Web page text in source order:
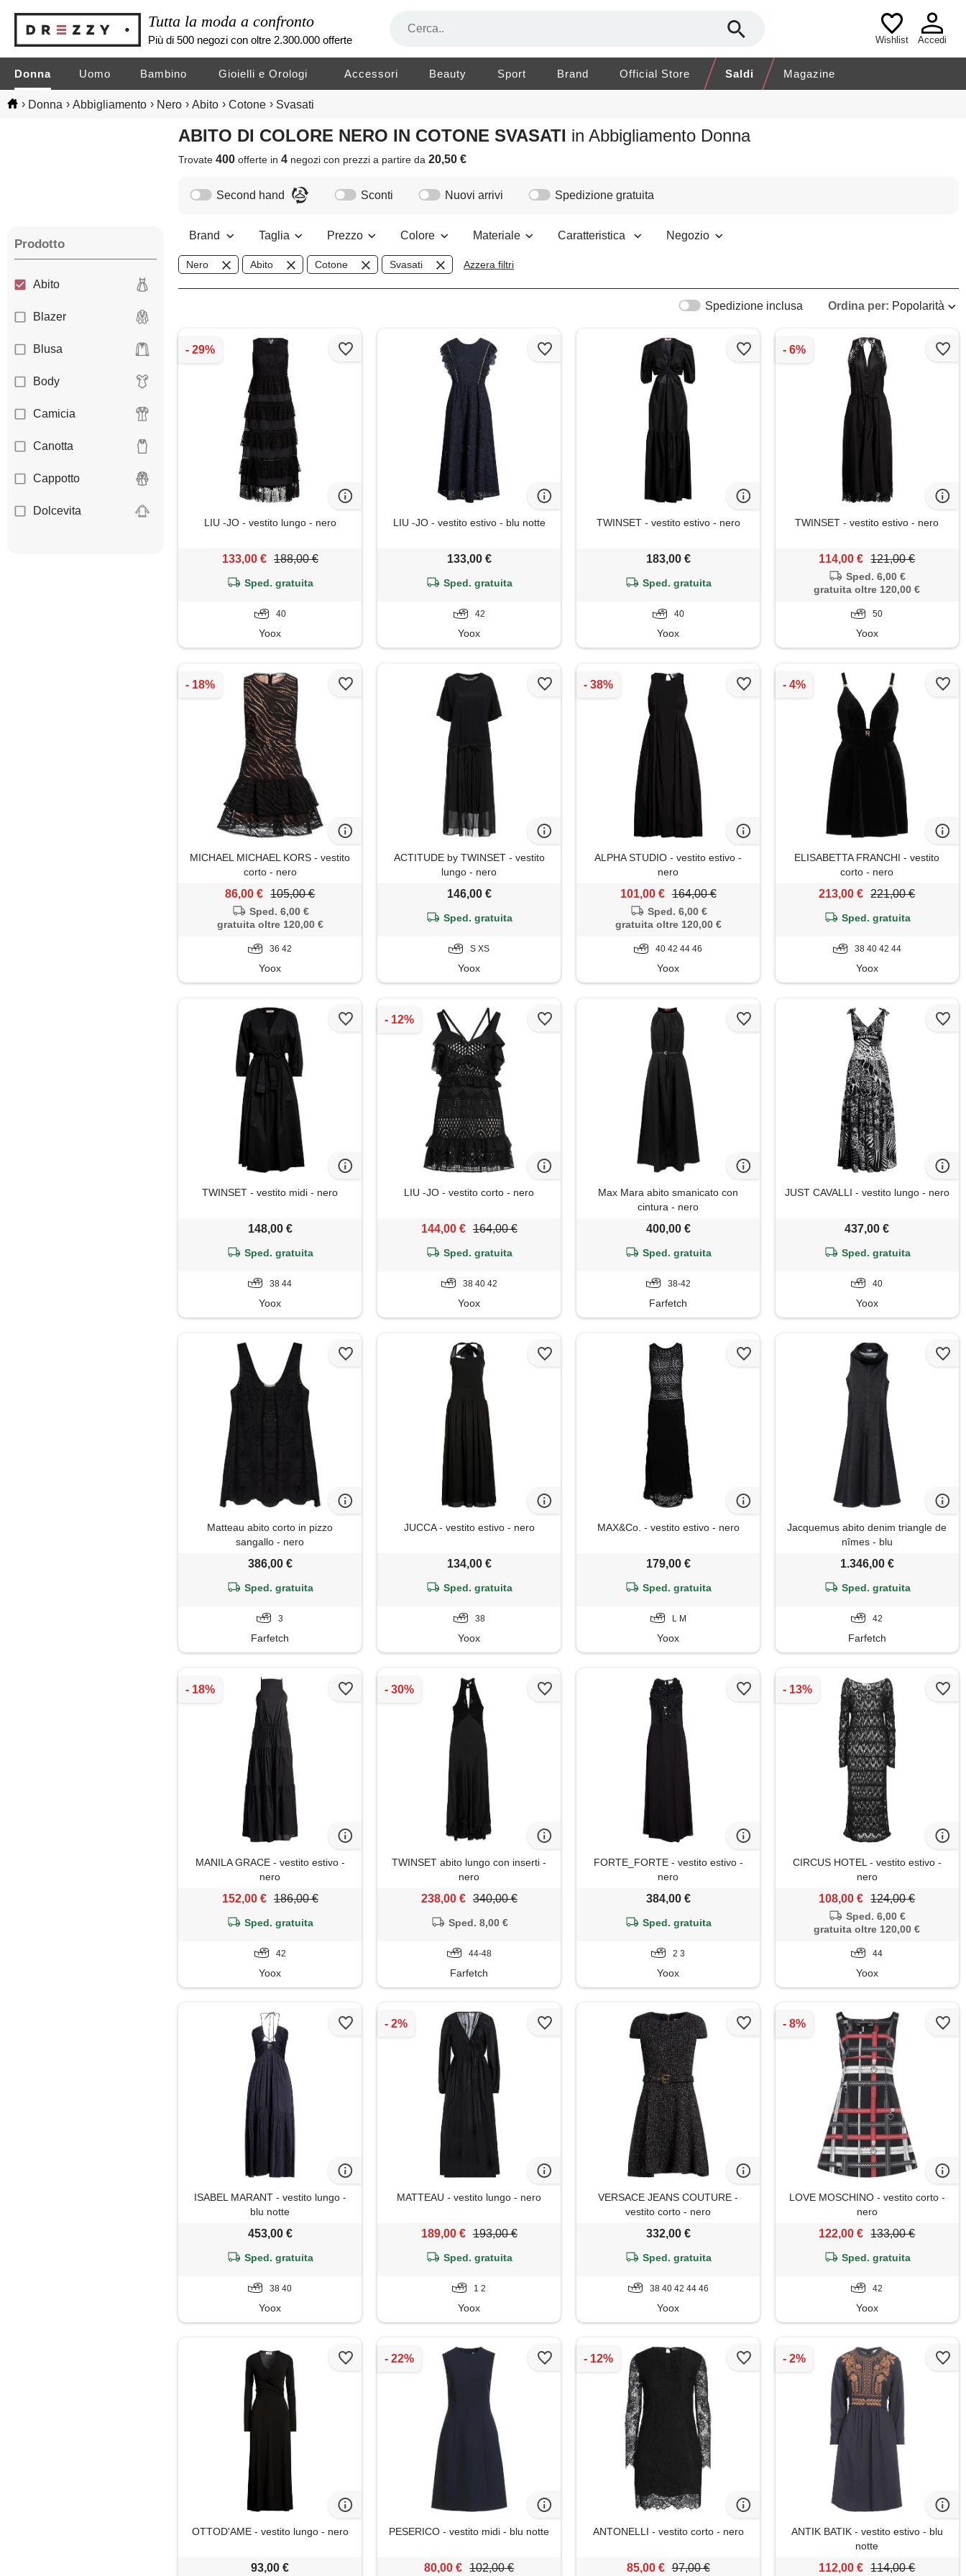
Tutta la moda a confronto
Più di 500 negozi con oltre 2.300.000 offerte Wishlist Accedi
Donna Uomo Bambino Gioielli e Orologi Accessori Beauty Sport Brand Official Store Saldi Magazine
› Donna › Abbigliamento › Nero › Abito › Cotone › Svasati
ABITO DI COLORE NERO IN COTONE SVASATI in Abbigliamento Donna
Trovate400 offerte in4 negozicon prezzi a partire da20,50 €
Prodotto
Abito
Blazer
Blusa
Body
Camicia
Canotta
Cappotto
Dolcevita
Second hand Sconti Nuovi arrivi Spedizione gratuita
Brand Taglia Prezzo Colore Materiale Caratteristica Negozio
Nero Abito Cotone Svasati Azzera filtri
Ordina per: Popolarità
Spedizione inclusa
LIU -JO - vestito lungo - nero
133,00 € 188,00 €
Sped. gratuita
40
Yoox
LIU -JO - vestito estivo - blu notte
133,00 €
Sped. gratuita
42
Yoox
TWINSET - vestito estivo - nero
183,00 €
Sped. gratuita
40
Yoox
TWINSET - vestito estivo - nero
114,00 € 121,00 €
Sped. 6,00 €
gratuita oltre 120,00 €
50
Yoox
MICHAEL MICHAEL KORS - vestito
corto - nero
86,00 € 105,00 €
Sped. 6,00 €
gratuita oltre 120,00 €
36 42
Yoox
ACTITUDE by TWINSET - vestito
lungo - nero
146,00 €
Sped. gratuita
S XS
Yoox
ALPHA STUDIO - vestito estivo -
nero
101,00 € 164,00 €
Sped. 6,00 €
gratuita oltre 120,00 €
40 42 44 46
Yoox
ELISABETTA FRANCHI - vestito
corto - nero
213,00 € 221,00 €
Sped. gratuita
38 40 42 44
Yoox
TWINSET - vestito midi - nero
148,00 €
Sped. gratuita
38 44
Yoox
LIU -JO - vestito corto - nero
144,00 € 164,00 €
Sped. gratuita
38 40 42
Yoox
Max Mara abito smanicato con
cintura - nero
400,00 €
Sped. gratuita
38-42
Farfetch
JUST CAVALLI - vestito lungo - nero
437,00 €
Sped. gratuita
40
Yoox
Matteau abito corto in pizzo
sangallo - nero
386,00 €
Sped. gratuita
3
Farfetch
JUCCA - vestito estivo - nero
134,00 €
Sped. gratuita
38
Yoox
MAX&Co. - vestito estivo - nero
179,00 €
Sped. gratuita
L M
Yoox
Jacquemus abito denim triangle de
nîmes - blu
1.346,00 €
Sped. gratuita
42
Farfetch
MANILA GRACE - vestito estivo -
nero
152,00 € 186,00 €
Sped. gratuita
42
Yoox
TWINSET abito lungo con inserti -
nero
238,00 € 340,00 €
Sped. 8,00 €
44-48
Farfetch
FORTE_FORTE - vestito estivo -
nero
384,00 €
Sped. gratuita
2 3
Yoox
CIRCUS HOTEL - vestito estivo -
nero
108,00 € 124,00 €
Sped. 6,00 €
gratuita oltre 120,00 €
44
Yoox
ISABEL MARANT - vestito lungo -
blu notte
453,00 €
Sped. gratuita
38 40
Yoox
MATTEAU - vestito lungo - nero
189,00 € 193,00 €
Sped. gratuita
1 2
Yoox
VERSACE JEANS COUTURE -
vestito corto - nero
332,00 €
Sped. gratuita
38 40 42 44 46
Yoox
LOVE MOSCHINO - vestito corto -
nero
122,00 € 133,00 €
Sped. gratuita
42
Yoox
OTTOD'AME - vestito lungo - nero
93,00 €
PESERICO - vestito midi - blu notte
80,00 € 102,00 €
ANTONELLI - vestito corto - nero
85,00 € 97,00 €
ANTIK BATIK - vestito estivo - blu
notte
112,00 € 114,00 €